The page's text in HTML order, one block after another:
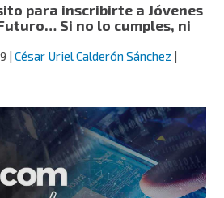
para inscribirte a Jóvenes
Si no lo cumples, ni
|César Uriel Calderón Sánchez |